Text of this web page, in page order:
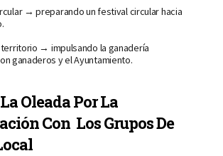
→ preparando un festivalcircular hacia
→ impulsando la ganadería
ganaderos y el Ayuntamiento.
Oleada Por La
Con Los Grupos De